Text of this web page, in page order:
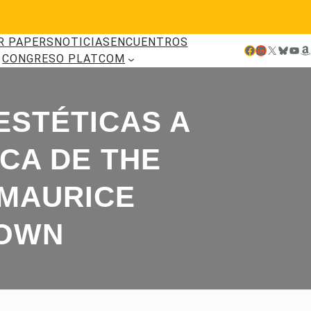
PAPERS NOTICIAS ENCUENTROS
CONGRESO PLATCOM
Facebook LinkedIn X Bluesky YouTube Amazon
A
DE THE